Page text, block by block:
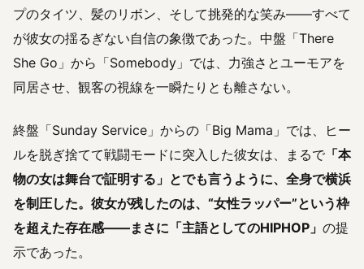
プのタイツ、髪のリボン、そして挑発的な笑み――すべて
が彼女の揺るぎない自信の象徴であった。中盤「There
She Go」から「Somebody」では、力強さとユーモアを
同居させ、観客の視線を一瞬たりとも離さない。
終盤「Sunday Service」からの「Big Mama」では、ヒー
ルを脱ぎ捨てて戦闘モードに突入した彼女は、まるで 「本
物の女は舞台で証明する」とでも言うように、全身で横浜
を制圧した。彼女が残したのは、“女性ラッパー”という枠
を超えた存在感――まさに「主語としてのHIPHOP」 の提
示であった。